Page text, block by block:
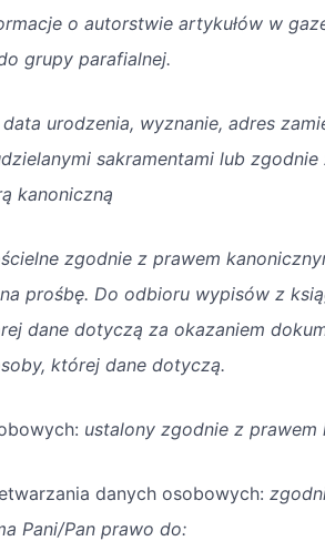
o autorstwie artykułów w
grupy parafialnej.
urodzenia, wyznanie, adres
sakramentami lub
kanoniczną
zgodnie z prawem
prośbę. Do odbioru wypisów z
dane dotyczą za okazaniem
której dane dotyczą.
ustalony zgodnie z prawem
danych osobowych:
Pani/Pan prawo do: